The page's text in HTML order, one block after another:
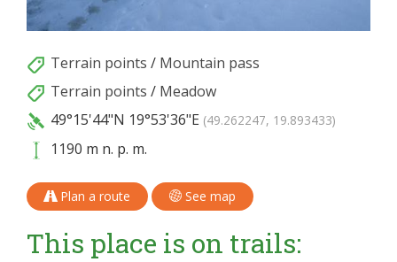
Terrain points / Mountain pass
Terrain points / Meadow
49°15'44"N 19°53'36"E (49.262247, 19.893433)
1190 m n. p. m.
Plan a route See map
This place is on trails: